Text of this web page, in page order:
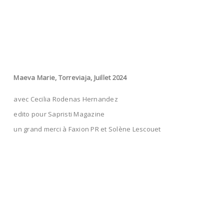
Maeva Marie, Torreviaja, Juillet 2024
avec Cecilia Rodenas Hernandez
edito pour Sapristi Magazine
un grand merci à Faxion PR et Solène Lescouet